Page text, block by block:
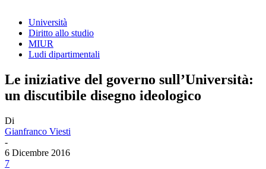
Università
Diritto allo studio
MIUR
Ludi dipartimentali
Le iniziative del governo sull’Università:
un discutibile disegno ideologico
Di
Gianfranco Viesti
-
6 Dicembre 2016
7